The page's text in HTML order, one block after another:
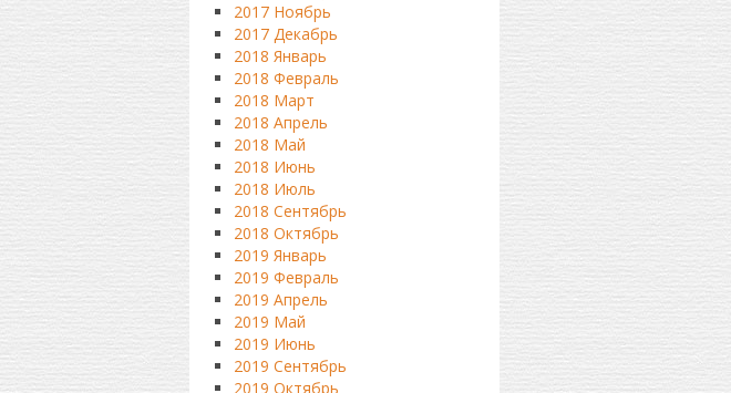
2017 Ноябрь
2017 Декабрь
2018 Январь
2018 Февраль
2018 Март
2018 Апрель
2018 Май
2018 Июнь
2018 Июль
2018 Сентябрь
2018 Октябрь
2019 Январь
2019 Февраль
2019 Апрель
2019 Май
2019 Июнь
2019 Сентябрь
2019 Октябрь